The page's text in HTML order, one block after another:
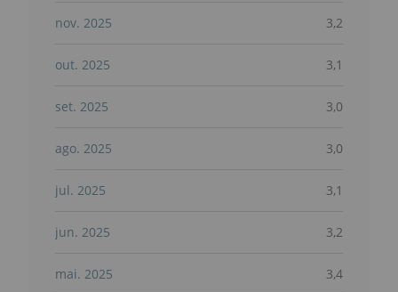
nov. 2025 3,2
out. 2025 3,1
set. 2025 3,0
ago. 2025 3,0
jul. 2025 3,1
jun. 2025 3,2
mai. 2025 3,4